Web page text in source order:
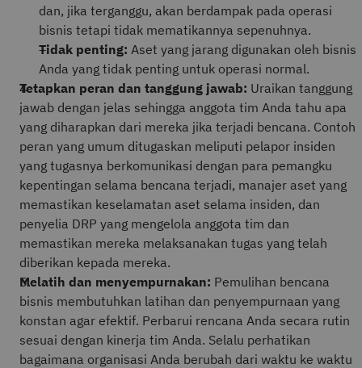
dan, jika terganggu, akan berdampak pada operasi
bisnis tetapi tidak mematikannya sepenuhnya.
Tidak penting: Aset yang jarang digunakan oleh bisnis
Anda yang tidak penting untuk operasi normal.
Tetapkan peran dan tanggung jawab: Uraikan tanggung
jawab dengan jelas sehingga anggota tim Anda tahu apa
yang diharapkan dari mereka jika terjadi bencana. Contoh
peran yang umum ditugaskan meliputi pelapor insiden
yang tugasnya berkomunikasi dengan para pemangku
kepentingan selama bencana terjadi, manajer aset yang
memastikan keselamatan aset selama insiden, dan
penyelia DRP yang mengelola anggota tim dan
memastikan mereka melaksanakan tugas yang telah
diberikan kepada mereka.
Melatih dan menyempurnakan: Pemulihan bencana
bisnis membutuhkan latihan dan penyempurnaan yang
konstan agar efektif. Perbarui rencana Anda secara rutin
sesuai dengan kinerja tim Anda. Selalu perhatikan
bagaimana organisasi Anda berubah dari waktu ke waktu